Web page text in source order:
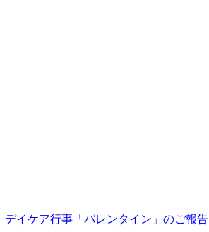
デイケア行事「バレンタイン」のご報告